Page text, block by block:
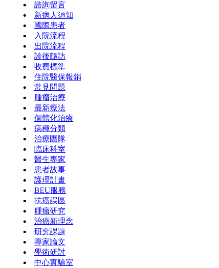
諮詢留言
新病人須知
國際患者
入院流程
出院流程
診後隨訪
收費標準
住院醫保報銷
常見問題
腫瘤治療
最新療法
個體化治療
病種分類
治療團隊
臨床科室
醫生專家
患者故事
護理計畫
BEU服務
抗癌誤區
腫瘤研究
治癌新理念
研究課題
專家論文
學術研討
中心實驗室